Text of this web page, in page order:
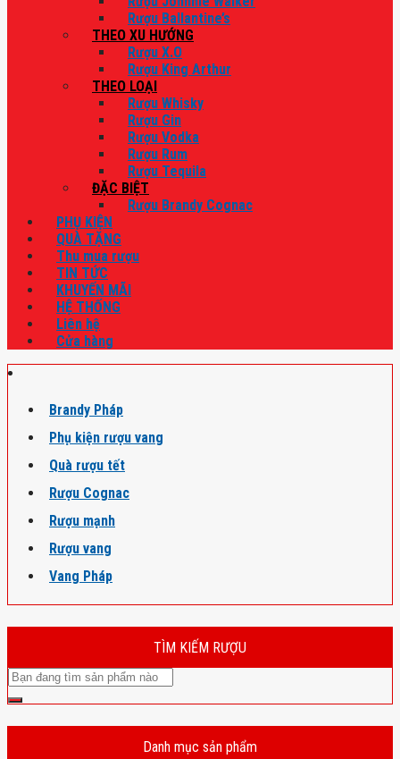
Rượu Ballantine’s
THEO XU HƯỚNG
Rượu X.O
Rượu King Arthur
THEO LOẠI
Rượu Whisky
Rượu Gin
Rượu Vodka
Rượu Rum
Rượu Tequila
ĐẶC BIỆT
Rượu Brandy Cognac
PHỤ KIỆN
QUÀ TẶNG
Thu mua rượu
TIN TỨC
KHUYẾN MÃI
HỆ THỐNG
Liên hệ
Cửa hàng
Brandy Pháp
Phụ kiện rượu vang
Quà rượu tết
Rượu Cognac
Rượu mạnh
Rượu vang
Vang Pháp
TÌM KIẾM RƯỢU
Danh mục sản phẩm